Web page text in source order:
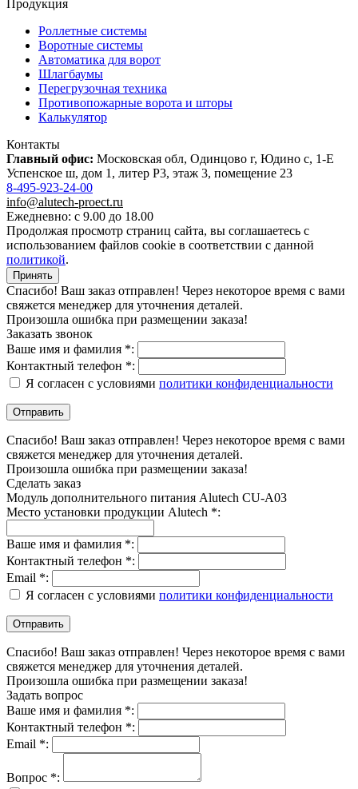
Продукция
Роллетные системы
Воротные системы
Автоматика для ворот
Шлагбаумы
Перегрузочная техника
Противопожарные ворота и шторы
Калькулятор
Контакты
Главный офис: Московская обл, Одинцово г, Юдино с, 1-Е
Успенское ш, дом 1, литер Р3, этаж 3, помещение 23
8-495-923-24-00
info@alutech-proect.ru
Ежедневно: с 9.00 до 18.00
Продолжая просмотр страниц сайта, вы соглашаетесь с
использованием файлов cookie в соответствии с данной
политикой.
Принять
Спасибо! Ваш заказ отправлен! Через некоторое время с вами
свяжется менеджер для уточнения деталей.
Произошла ошибка при размещении заказа!
Заказать звонок
Ваше имя и фамилия *:
Контактный телефон *:
Я согласен с условиями политики конфиденциальности
Спасибо! Ваш заказ отправлен! Через некоторое время с вами
свяжется менеджер для уточнения деталей.
Произошла ошибка при размещении заказа!
Сделать заказ
Модуль дополнительного питания Alutech CU-A03
Место установки продукции Alutech *:
Ваше имя и фамилия *:
Контактный телефон *:
Email *:
Я согласен с условиями политики конфиденциальности
Спасибо! Ваш заказ отправлен! Через некоторое время с вами
свяжется менеджер для уточнения деталей.
Произошла ошибка при размещении заказа!
Задать вопрос
Ваше имя и фамилия *:
Контактный телефон *:
Email *:
Вопрос *: